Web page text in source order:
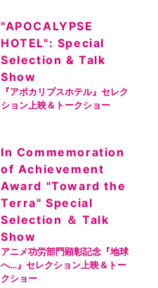
"APOCALYPSE
HOTEL": Special
Selection & Talk
Show
『アポカリプスホテル』セレク
ション上映＆トークショー
In Commemoration
of Achievement
Award "Toward the
Terra" Special
Selection ＆ Talk
Show
アニメ功労部門顕彰記念『地球
へ…』セレクション上映＆トー
クショー